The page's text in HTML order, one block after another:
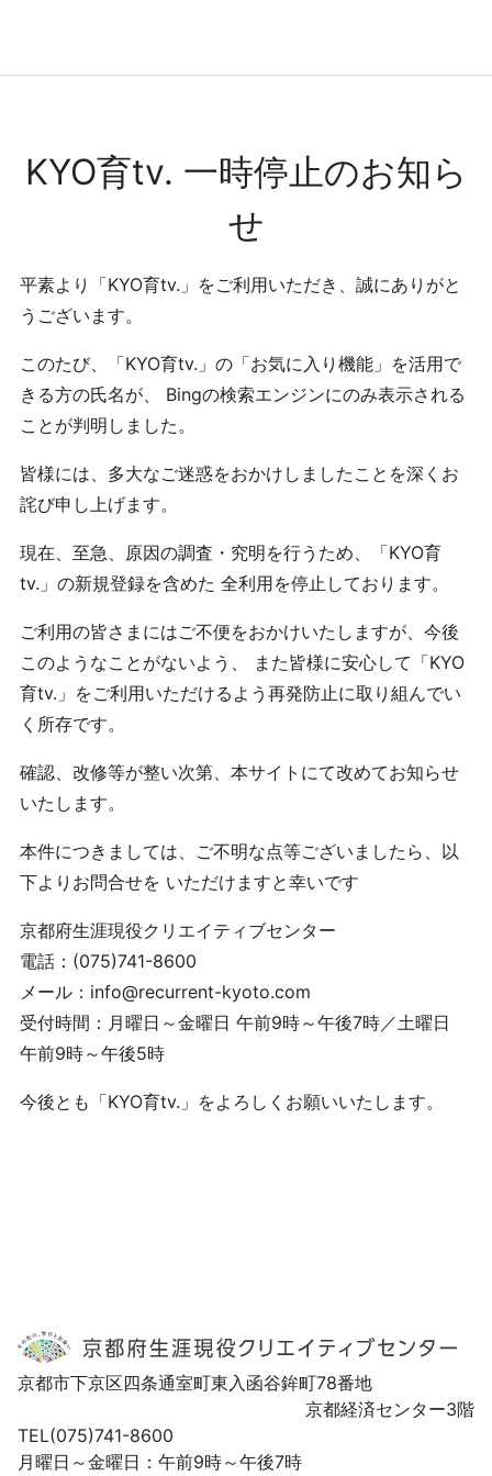
コンテンツへ
ホーム
KYO育tv. 一時停止のお知ら
せ
平素より「KYO育tv.」をご利用いただき、誠にありがと
うございます。
このたび、「KYO育tv.」の「お気に入り機能」を活用で
きる方の氏名が、 Bingの検索エンジンにのみ表示される
ことが判明しました。
皆様には、多大なご迷惑をおかけしましたことを深くお
詫び申し上げます。
現在、至急、原因の調査・究明を行うため、「KYO育
tv.」の新規登録を含めた 全利用を停止しております。
ご利用の皆さまにはご不便をおかけいたしますが、今後
このようなことがないよう、 また皆様に安心して「KYO
育tv.」をご利用いただけるよう再発防止に取り組んでい
く所存です。
確認、改修等が整い次第、本サイトにて改めてお知らせ
いたします。
本件につきましては、ご不明な点等ございましたら、以
下よりお問合せを いただけますと幸いです
京都府生涯現役クリエイティブセンター
電話：(075)741-8600
メール：info@recurrent-kyoto.com
受付時間：月曜日～金曜日 午前9時～午後7時／土曜日
午前9時～午後5時
今後とも「KYO育tv.」をよろしくお願いいたします。
京都市下京区四条通室町東入函谷鉾町78番地
京都経済センター3階
TEL(075)741-8600
月曜日～金曜日：午前9時～午後7時